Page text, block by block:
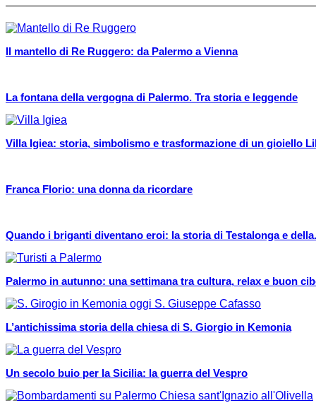
Il mantello di Re Ruggero: da Palermo a Vienna
La fontana della vergogna di Palermo. Tra storia e leggende
Villa Igiea: storia, simbolismo e trasformazione di un gioiello
Franca Florio: una donna da ricordare
Quando i briganti diventano eroi: la storia di Testalonga e
Palermo in autunno: una settimana tra cultura, relax e buon
L’antichissima storia della chiesa di S. Giorgio in Kemonia
Un secolo buio per la Sicilia: la guerra del Vespro